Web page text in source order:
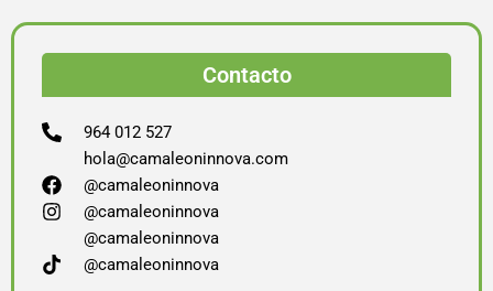
Contacto
964 012 527
hola@camaleoninnova.com
@camaleoninnova
@camaleoninnova
@camaleoninnova
@camaleoninnova